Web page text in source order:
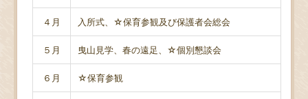
４月 入所式、☆保育参観及び保護者会総会
５月 曳山見学、春の遠足、☆個別懇談会
６月 ☆保育参観